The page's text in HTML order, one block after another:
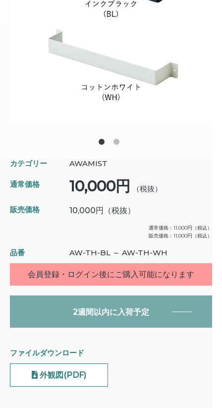
カテゴリー AWAMIST
通常価格 10,000円 （税抜）
販売価格 10,000円 （税抜）
通常価格： 11,000円 （税込）
販売価格： 11,000円 （税込）
品番 AW-TH-BL ～ AW-TH-WH
会員登録・ログイン後にご購入可能になります
2週間以内に入荷予定
ファイルダウンロード
外観図(PDF)